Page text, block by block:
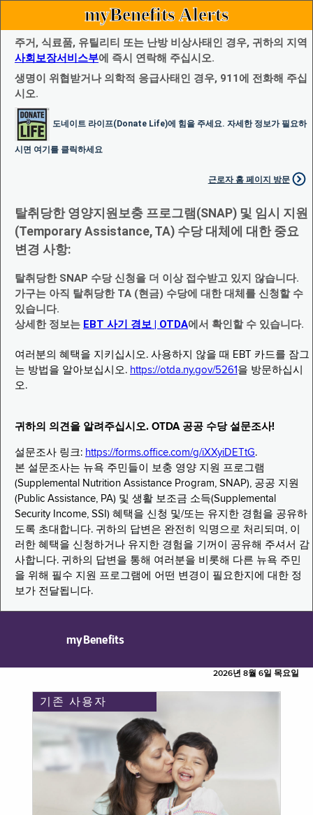
myBenefits Alerts
주거, 식료품, 유틸리티 또는 난방 비상사태인 경우, 귀하의 지역
사회보장서비스부에 즉시 연락해 주십시오.
생명이 위협받거나 의학적 응급사태인 경우, 911에 전화해 주십
시오.
도네이트 라이프(Donate Life)에 힘을 주세요. 자세한 정보가 필요하
시면 여기를 클릭하세요
근로자 홈 페이지 방문
탈취당한 영양지원보충 프로그램(SNAP) 및 임시 지원
(Temporary Assistance, TA) 수당 대체에 대한 중요
변경 사항:
탈취당한 SNAP 수당 신청을 더 이상 접수받고 있지 않습니다.
가구는 아직 탈취당한 TA (현금) 수당에 대한 대체를 신청할 수
있습니다.
상세한 정보는 EBT 사기 경보 | OTDA에서 확인할 수 있습니다.
여러분의 혜택을 지키십시오. 사용하지 않을 때 EBT 카드를 잠그
는 방법을 알아보십시오. https://otda.ny.gov/5261 을 방문하십시
오.
귀하의 의견을 알려주십시오. OTDA 공공 수당 설문조사!
설문조사 링크: https://forms.office.com/g/iXXyiDETtG.
본 설문조사는 뉴욕 주민들이 보충 영양 지원 프로그램
(Supplemental Nutrition Assistance Program, SNAP), 공공 지원
(Public Assistance, PA) 및 생활 보조금 소득(Supplemental
Security Income, SSI) 혜택을 신청 및/또는 유지한 경험을 공유하
도록 초대합니다. 귀하의 답변은 완전히 익명으로 처리되며, 이
러한 혜택을 신청하거나 유지한 경험을 기꺼이 공유해 주셔서 감
사합니다. 귀하의 답변을 통해 여러분을 비롯해 다른 뉴욕 주민
을 위해 필수 지원 프로그램에 어떤 변경이 필요한지에 대한 정
보가 전달됩니다.
myBenefits
2026년 8월 6일 목요일
기존 사용자